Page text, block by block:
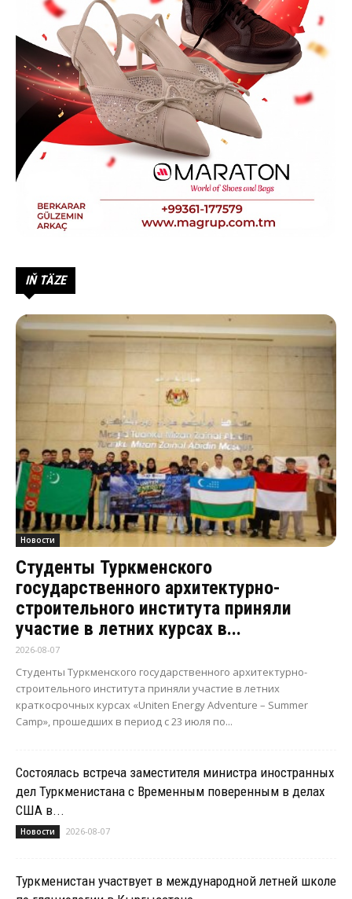
IŇ TÄZE
Новости
Студенты Туркменского
государственного архитектурно-
строительного института приняли
участие в летних курсах в...
2026-08-07
Студенты Туркменского государственного архитектурно-
строительного института приняли участие в летних
краткосрочных курсах «Uniten Energy Adventure – Summer
Camp», прошедших в период с 23 июля по...
Состоялась встреча заместителя министра иностранных
дел Туркменистана с Временным поверенным в делах
США в...
Новости 2026-08-07
Туркменистан участвует в международной летней школе